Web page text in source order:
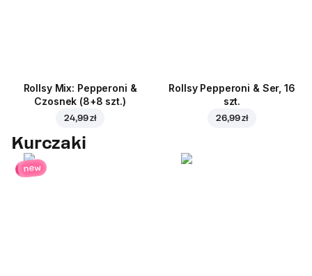
Rollsy Mix: Pepperoni &
Czosnek (8+8 szt.)
24,99 zł
Rollsy Pepperoni & Ser, 16
szt.
26,99 zł
Kurczaki
new